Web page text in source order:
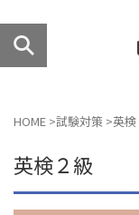
HOME >試験対策 >英検
英検２級